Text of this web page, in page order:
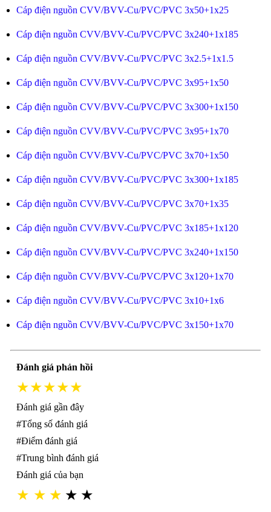
Cáp điện nguồn CVV/BVV-Cu/PVC/PVC 3x50+1x25
Cáp điện nguồn CVV/BVV-Cu/PVC/PVC 3x240+1x185
Cáp điện nguồn CVV/BVV-Cu/PVC/PVC 3x2.5+1x1.5
Cáp điện nguồn CVV/BVV-Cu/PVC/PVC 3x95+1x50
Cáp điện nguồn CVV/BVV-Cu/PVC/PVC 3x300+1x150
Cáp điện nguồn CVV/BVV-Cu/PVC/PVC 3x95+1x70
Cáp điện nguồn CVV/BVV-Cu/PVC/PVC 3x70+1x50
Cáp điện nguồn CVV/BVV-Cu/PVC/PVC 3x300+1x185
Cáp điện nguồn CVV/BVV-Cu/PVC/PVC 3x70+1x35
Cáp điện nguồn CVV/BVV-Cu/PVC/PVC 3x185+1x120
Cáp điện nguồn CVV/BVV-Cu/PVC/PVC 3x240+1x150
Cáp điện nguồn CVV/BVV-Cu/PVC/PVC 3x120+1x70
Cáp điện nguồn CVV/BVV-Cu/PVC/PVC 3x10+1x6
Cáp điện nguồn CVV/BVV-Cu/PVC/PVC 3x150+1x70
Đánh giá phản hồi
★★★★★
Đánh giá gần đây
#Tổng số đánh giá
#Điểm đánh giá
#Trung bình đánh giá
Đánh giá của bạn
★ ★ ★ ★ ★